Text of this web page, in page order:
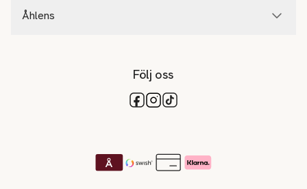
Åhlens
Följ oss